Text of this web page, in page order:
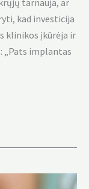
kad investicija
klinikos įkūrėja ir
„Pats implantas